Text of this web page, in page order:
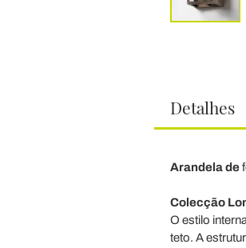
Detalhes
Arandela de
Colecção
O estilo
teto. A